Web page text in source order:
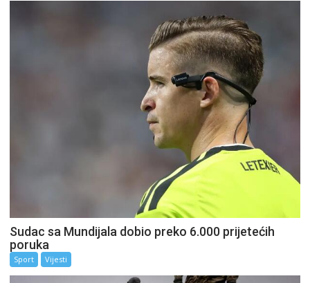
Sudac sa Mundijala dobio preko 6.000 prijetećih
poruka
Sport Vijesti